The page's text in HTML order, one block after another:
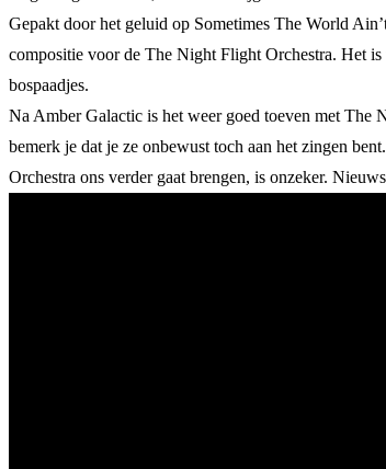
Gepakt door het geluid op Sometimes The World
compositie voor de The Night Flight Orchestra. Het
bospaadjes.
Na Amber Galactic is het weer goed toeven met The
bemerk je dat je ze onbewust toch aan het zingen
Orchestra ons verder gaat brengen, is onzeker.